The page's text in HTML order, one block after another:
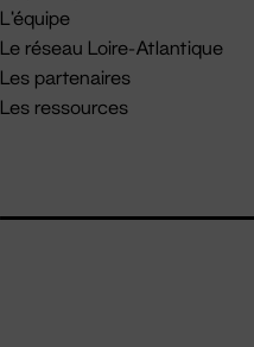
L'équipe
Le réseau Loire-Atlantique
Les partenaires
Les ressources